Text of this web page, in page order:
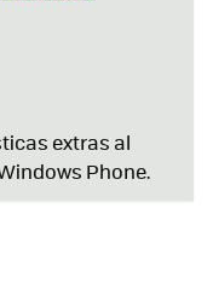
extras al
Phone.